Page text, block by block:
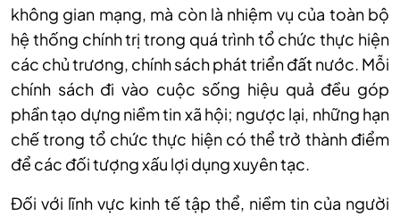
không gian mạng, mà còn là nhiệm vụ của toàn bộ
hệ thống chính trị trong quá trình tổ chức thực hiện
các chủ trương, chính sách phát triển đất nước. Mỗi
chính sách đi vào cuộc sống hiệu quả đều góp
phần tạo dựng niềm tin xã hội; ngược lại, những hạn
chế trong tổ chức thực hiện có thể trở thành điểm
để các đối tượng xấu lợi dụng xuyên tạc.
Đối với lĩnh vực kinh tế tập thể, niềm tin của người